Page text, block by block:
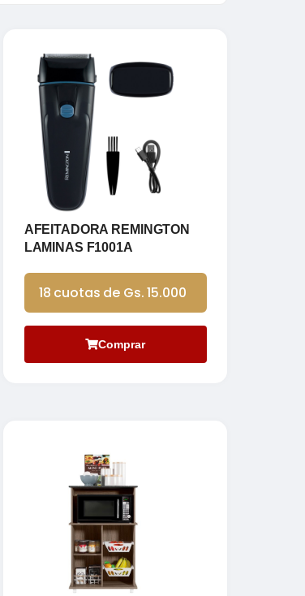
AFEITADORA REMINGTON
LAMINAS F1001A
18 cuotas de Gs. 15.000
Comprar